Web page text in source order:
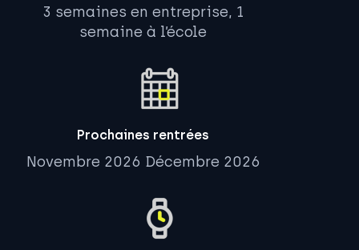
3 semaines en entreprise, 1
semaine à l’école
Prochaines rentrées
Novembre 2026 Décembre 2026